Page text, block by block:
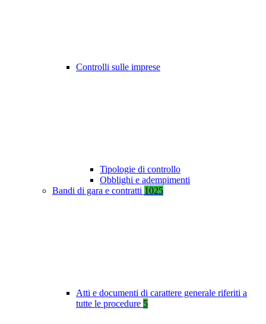
Controlli sulle imprese
Tipologie di controllo
Obblighi e adempimenti
Bandi di gara e contratti 1025
Atti e documenti di carattere generale riferiti a
tutte le procedure 5